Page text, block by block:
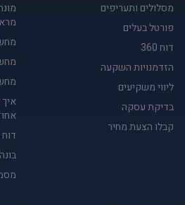
מסלולים ותעריפים
פורטל בעלים
דוח 360
הזדמנויות השקעה
ליווי משקיעים
בדיקת עסקה
קבלו הצעת מחיר
דוח 360